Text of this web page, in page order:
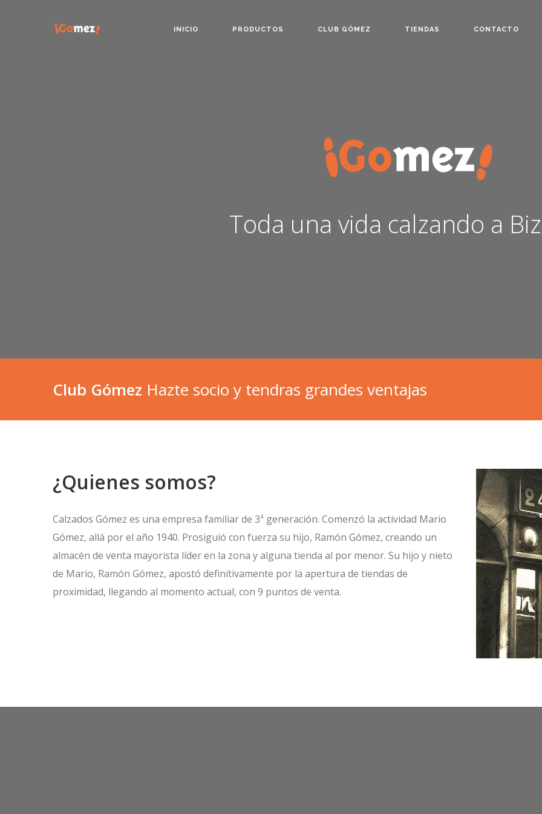
INICIO PRODUCTOS CLUB GÓMEZ TIENDAS CONTACTO
Toda una vida calzando a
Club Gómez Hazte socio y tendras grandes ventajas
¿Quienes somos?
Calzados Gómez es una empresa familiar de 3ª generación. Comenzó la actividad Mario
Gómez, allá por el año 1940. Prosiguió con fuerza su hijo, Ramón Gómez, creando un
almacén de venta mayorista líder en la zona y alguna tienda al por menor. Su hijo y nieto
de Mario, Ramón Gómez, apostó definitivamente por la apertura de tiendas de
proximidad, llegando al momento actual, con 9 puntos de venta.